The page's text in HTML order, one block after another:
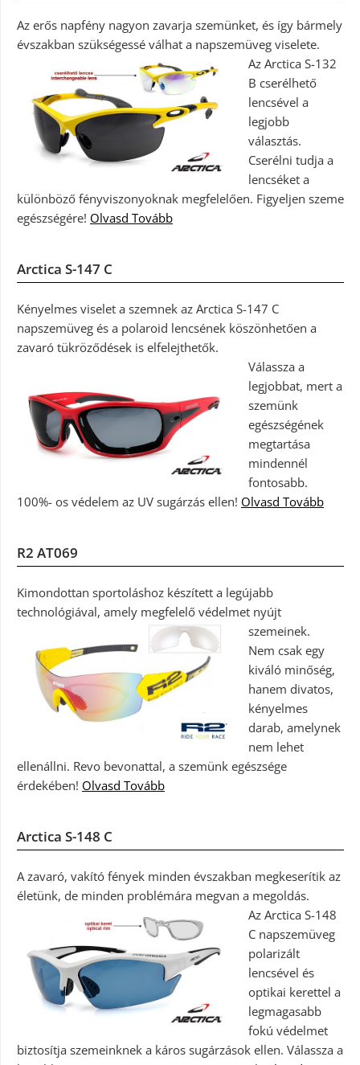
Az erős napfény nagyon zavarja szemünket, és így bármely
évszakban szükségessé válhat a napszemüveg viselete.
Az Arctica S-132
B cserélhető
lencsével a
legjobb
választás.
Cserélni tudja a
lencséket a
különböző fényviszonyoknak megfelelően. Figyeljen szeme
egészségére! Olvasd Tovább
Arctica S-147 C
Kényelmes viselet a szemnek az Arctica S-147 C
napszemüveg és a polaroid lencsének köszönhetően a
zavaró tükröződések is elfelejthetők.
Válassza a
legjobbat, mert a
szemünk
egészségének
megtartása
mindennél
fontosabb.
100%- os védelem az UV sugárzás ellen! Olvasd Tovább
R2 AT069
Kimondottan sportoláshoz készített a legújabb
technológiával, amely megfelelő védelmet nyújt
szemeinek.
Nem csak egy
kiváló minőség,
hanem divatos,
kényelmes
darab, amelynek
nem lehet
ellenállni. Revo bevonattal, a szemünk egészsége
érdekében! Olvasd Tovább
Arctica S-148 C
A zavaró, vakító fények minden évszakban megkeserítik az
életünk, de minden problémára megvan a megoldás.
Az Arctica S-148
C napszemüveg
polarizált
lencsével és
optikai kerettel a
legmagasabb
fokú védelmet
biztosítja szemeinknek a káros sugárzások ellen. Válassza a